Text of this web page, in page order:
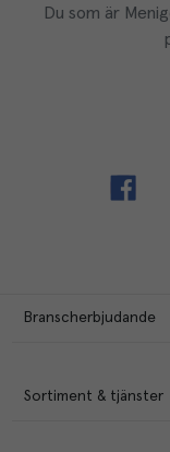
Du som är
Branscherbjudande
Sortiment & tjänster